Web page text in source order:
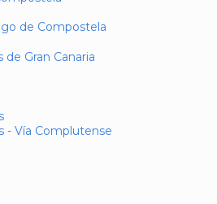
de Compostela
de Gran Canaria
- Vía Complutense